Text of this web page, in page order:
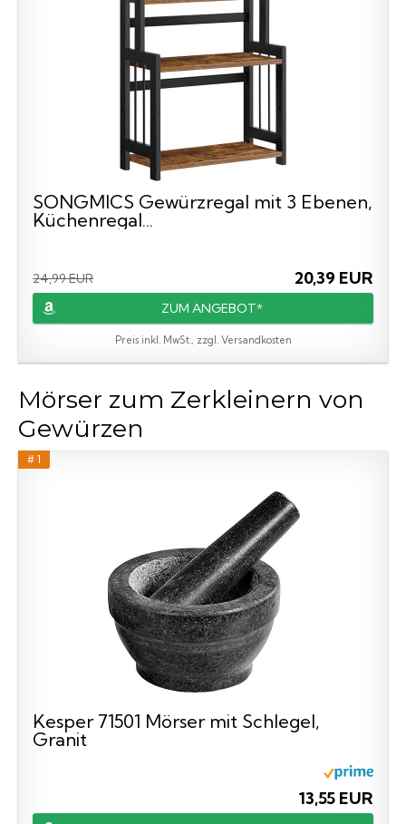
SONGMICS Gewürzregal mit 3 Ebenen,
Küchenregal...
24,99 EUR 20,39 EUR
ZUM ANGEBOT*
Preis inkl. MwSt., zzgl. Versandkosten
Mörser zum Zerkleinern von
Gewürzen
# 1
Kesper 71501 Mörser mit Schlegel,
Granit
13,55 EUR